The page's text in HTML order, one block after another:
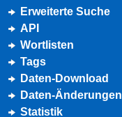
Erweiterte Suche
API
Wortlisten
Tags
Daten-Download
Daten-Änderungen
Statistik